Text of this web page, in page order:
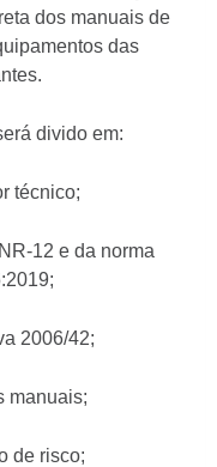
dos manuais de
das
divido em:
técnico;
12 e da norma
2006/42;
manuais;
de risco;